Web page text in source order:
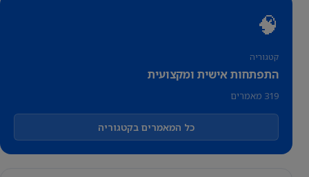
🧠
קטגוריה
התפתחות אישית ומקצועית
319 מאמרים
כל המאמרים בקטגוריה